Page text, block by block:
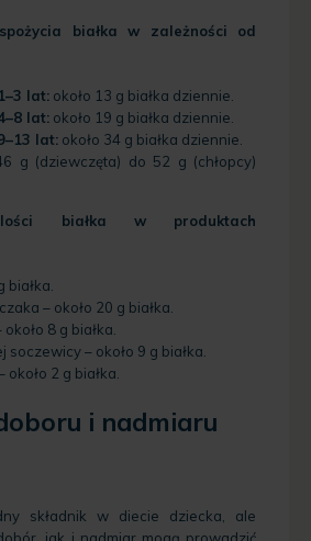
białka w zależności od
lat: około 13 g białka dziennie.
lat: około 19 g białka dziennie.
lat: około 34 g białka dziennie.
g (dziewczęta) do 52 g (chłopcy)
ilości białka w produktach
białka.
– około 20 g białka.
8 g białka.
soczewicy – około 9 g białka.
około 2 g białka.
i nadmiaru
składnik w diecie dziecka, ale
jak i nadmiar mogą prowadzić